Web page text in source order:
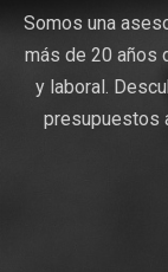
Somos una
más de 20 años
y laboral.
presupuestos